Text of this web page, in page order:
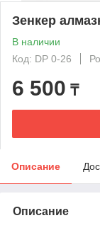
Зенкер
В наличии
Код: DP 0-26
6 500 ₸
Описание
Описание